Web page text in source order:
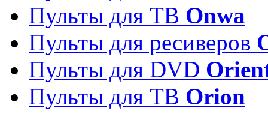
Пульты для ТВ Onwa
Пульты для ресиверов
Пульты для DVD
Пульты для ТВ Orion